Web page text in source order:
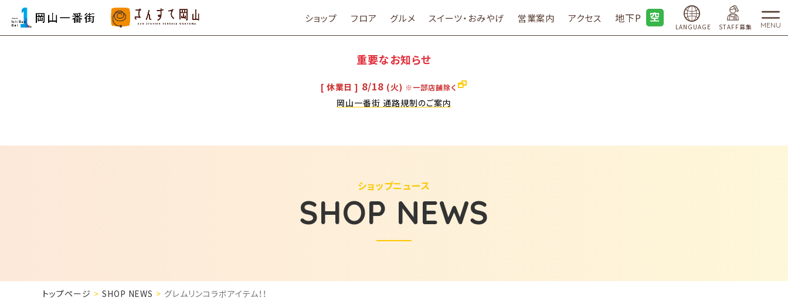
ショップ フロア グルメ スイーツ・おみやげ 営業案内 アクセス 地下P
LANGUAGE STAFF募集 MENU
重要なお知らせ
[ 休業日 ] 8/18 (火) ※一部店舗除く
岡山一番街 通路規制のご案内
SHOP NEWS
ショップニュース
トップページ SHOP NEWS グレムリンコラボアイテム！！